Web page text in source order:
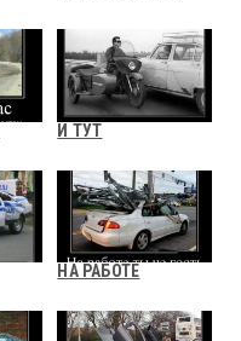
И ТУТ
НА РАБОТЕ